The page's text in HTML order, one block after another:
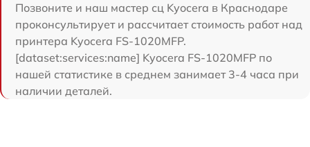
Позвоните и наш мастер сц Kyocera в Краснодаре
проконсультирует и рассчитает стоимость работ над
принтера Kyocera FS-1020MFP.
[dataset:services:name] Kyocera FS-1020MFP по
нашей статистике в среднем занимает 3-4 часа при
наличии деталей.